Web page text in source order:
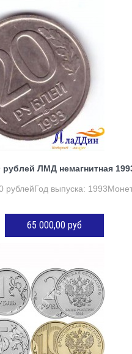
рублей ЛМД немагнитная
рублейГод выпуска:
65 000,00 руб